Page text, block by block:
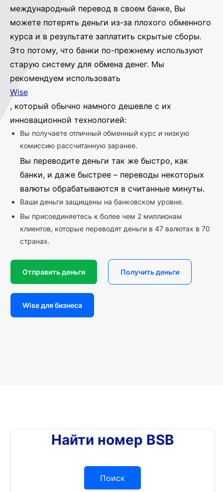
международный перевод в своем банке, Вы
можете потерять деньги из-за плохого обменного
курса и в результате заплатить скрытые сборы.
Это потому, что банки по-прежнему используют
старую систему для обмена денег. Мы
рекомендуем использовать
Wise
, который обычно намного дешевле с их
инновационной технологией:
Вы получаете отличный обменный курс и низкую
комиссию рассчитанную заранее.
Вы переводите деньги так же быстро, как
банки, и даже быстрее – переводы некоторых
валюты обрабатываются в считанные минуты.
Ваши деньги защищены на банковском уровне.
Вы присоединяетесь к более чем 2 миллионам
клиентов, которые переводят деньги в 47 валютах в 70
странах.
Отправить деньги Получить деньги
Wise для бизнеса
Найти номер BSB
Поиск